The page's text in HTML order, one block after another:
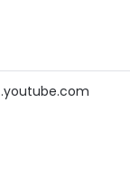
.youtube.com